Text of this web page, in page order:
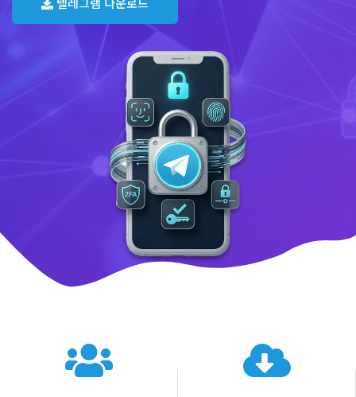
텔레그램 다운로드
텔레그램 글로벌 이용 통계